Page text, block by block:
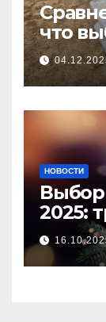
что
НОВОСТИ
Выбор
2025: